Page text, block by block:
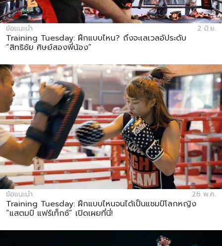
ข้อแนะนำ 2 มิ.ย.
Training Tuesday: ฝึกแบบไหน? ถึงจะเลเวลอัประดับ
“สิทธิชัย ศิษย์สองพี่น้อง”
ข้อแนะนำ 26 พ.ค.
Training Tuesday: ฝึกแบบไหนจนได้เป็นแชมป์โลกหญิง
“แสตมป์ แฟร์เท็กซ์” เปิดเผยที่นี่!